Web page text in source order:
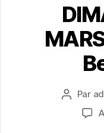
Auteur
l’article
Par